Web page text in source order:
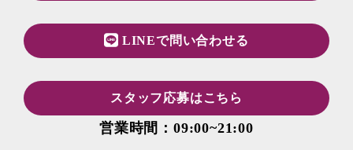
LINEで問い合わせる
スタッフ応募はこちら
営業時間：09:00~21:00